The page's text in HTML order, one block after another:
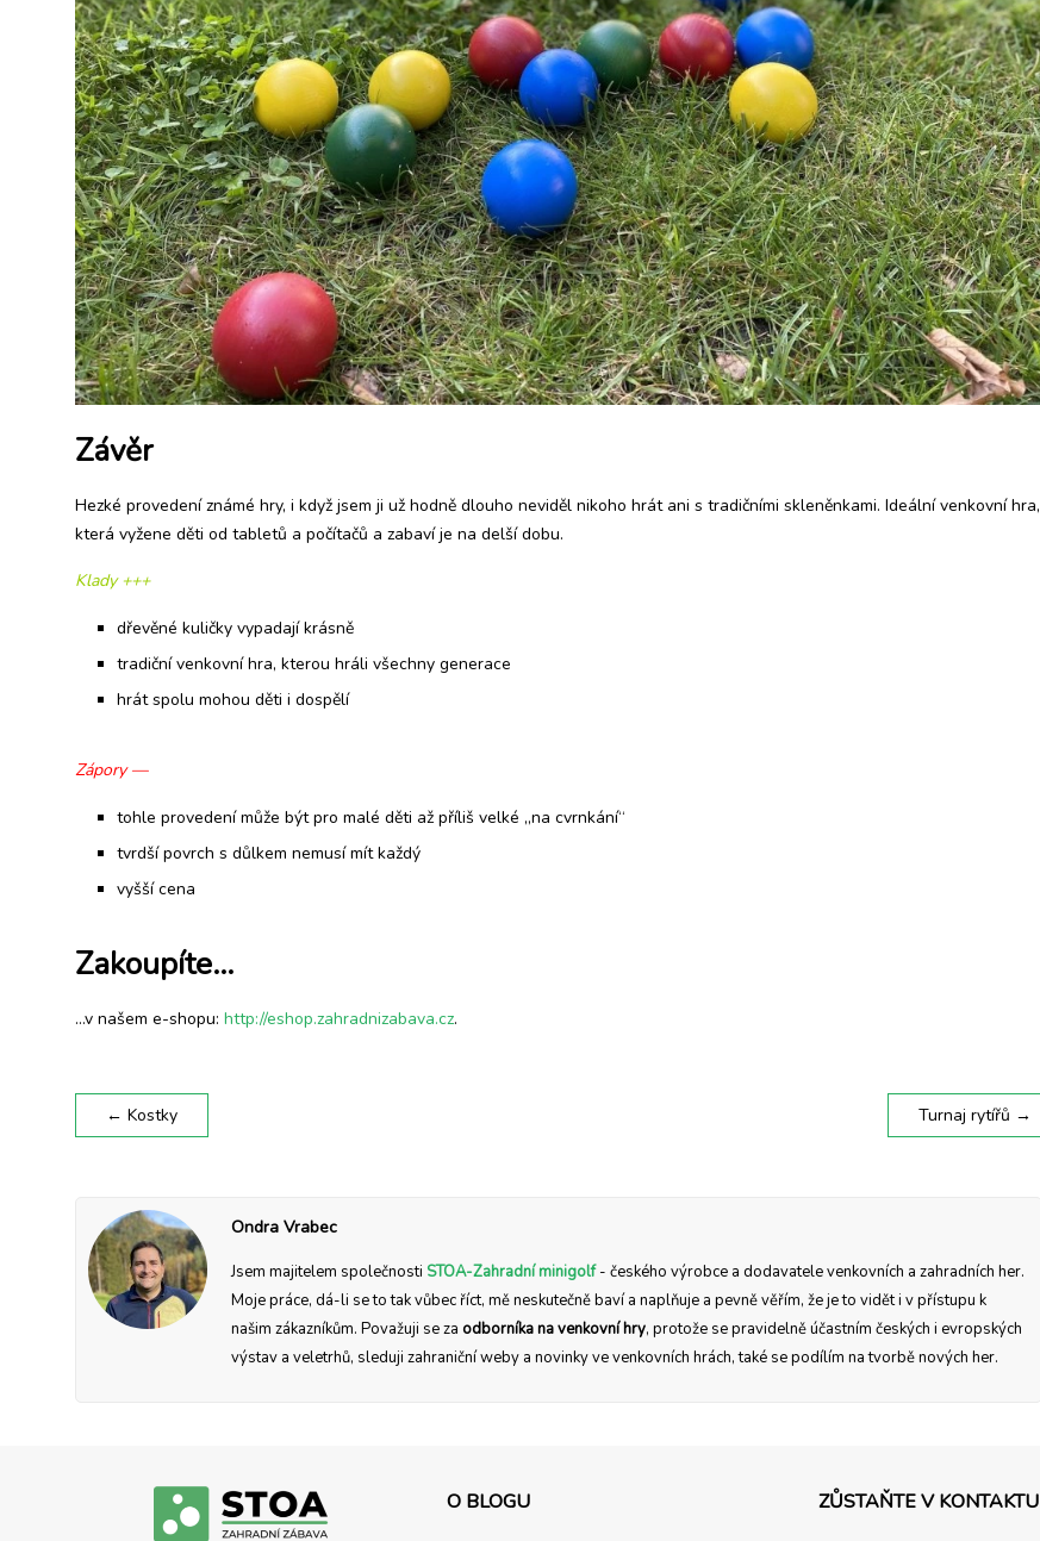
Závěr
Hezké provedení známé hry, i když jsem ji už hodně dlouho neviděl nikoho hrát ani s tradičními skleněnkami. Ideální venkovní hra,
která vyžene děti od tabletů a počítačů a zabaví je na delší dobu.
Klady +++
dřevěné kuličky vypadají krásně
tradiční venkovní hra, kterou hráli všechny generace
hrát spolu mohou děti i dospělí
Zápory —
tohle provedení může být pro malé děti až příliš velké „na cvrnkání“
tvrdší povrch s důlkem nemusí mít každý
vyšší cena
Zakoupíte…
…v našem e-shopu: http://eshop.zahradnizabava.cz.
← Kostky Turnaj rytířů →
Ondra Vrabec
Jsem majitelem společnosti STOA-Zahradní minigolf- českého výrobce a dodavatele venkovních a zahradních her.
Moje práce, dá-li se to tak vůbec říct, mě neskutečně baví a naplňuje a pevně věřím, že je to vidět i v přístupu k
našim zákazníkům. Považuji se za odborníka na venkovní hry, protože se pravidelně účastním českých i evropských
výstav a veletrhů, sleduji zahraniční weby a novinky ve venkovních hrách, také se podílím na tvorbě nových her.
O BLOGU ZŮSTAŇTE V KONTAKTU